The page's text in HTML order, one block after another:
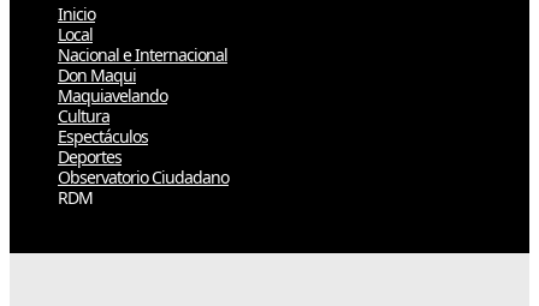
Inicio
Local
Nacional e Internacional
Don Maqui
Maquiavelando
Cultura
Espectáculos
Deportes
Observatorio Ciudadano
RDM